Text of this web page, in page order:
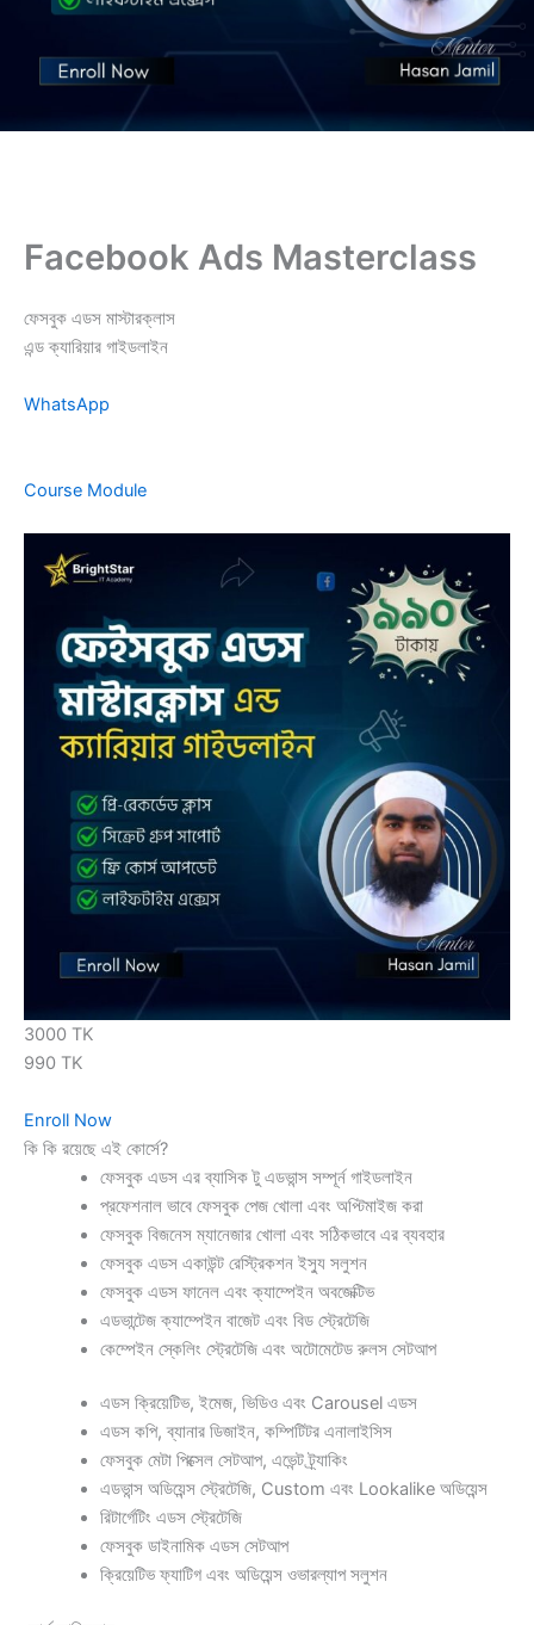
Facebook Ads Masterclass
ফেসবুক এডস মাস্টারক্লাস
এন্ড ক্যারিয়ার গাইডলাইন
WhatsApp
Course Module
3000 TK
990 TK
Enroll Now
কি কি রয়েছে এই কোর্সে?
ফেসবুক এডস এর ব্যাসিক টু এডভান্স সম্পূর্ন গাইডলাইন
প্রফেশনাল ভাবে ফেসবুক পেজ খোলা এবং অপ্টিমাইজ করা
ফেসবুক বিজনেস ম্যানেজার খোলা এবং সঠিকভাবে এর ব্যবহার
ফেসবুক এডস একাউন্ট রেস্ট্রিকশন ইস্যু সলুশন
ফেসবুক এডস ফানেল এবং ক্যাম্পেইন অবজেক্টিভ
এডভান্টেজ ক্যাম্পেইন বাজেট এবং বিড স্ট্রেটেজি
কেম্পেইন স্কেলিং স্ট্রেটেজি এবং অটোমেটেড রুলস সেটআপ
এডস ক্রিয়েটিভ, ইমেজ, ভিডিও এবং Carousel এডস
এডস কপি, ব্যানার ডিজাইন, কম্পিটিটর এনালাইসিস
ফেসবুক মেটা পিক্সেল সেটআপ, এভেন্ট ট্র্যাকিং
এডভান্স অডিয়েন্স স্ট্রেটেজি, Custom এবং Lookalike অডিয়েন্স
রিটার্গেটিং এডস স্ট্রেটেজি
ফেসবুক ডাইনামিক এডস সেটআপ
ক্রিয়েটিভ ফ্যাটিগ এবং অডিয়েন্স ওভারল্যাপ সলুশন